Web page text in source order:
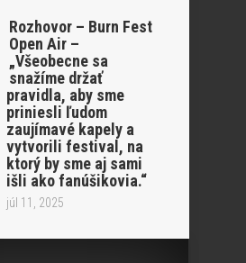
Rozhovor – Burn Fest
Open Air –
„Všeobecne sa
snažíme držať
pravidla, aby sme
priniesli ľudom
zaujímavé kapely a
vytvorili festival, na
ktorý by sme aj sami
išli ako fanúšikovia.“
júl 11, 2025